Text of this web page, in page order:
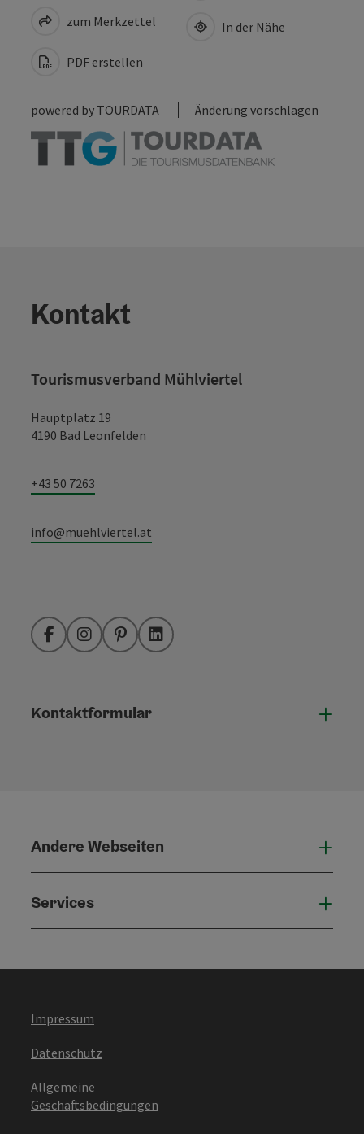
zum Merkzettel
PDF erstellen
In der Nähe
powered by TOURDATA Änderung vorschlagen
Kontakt
Tourismusverband Mühlviertel
Hauptplatz 19
4190 Bad Leonfelden
+43 50 7263
info@muehlviertel.at
FacebookInstagramPinterestLinkedIn
Kontaktformular
Andere Webseiten
Services
Impressum
Datenschutz
Allgemeine
Geschäftsbedingungen